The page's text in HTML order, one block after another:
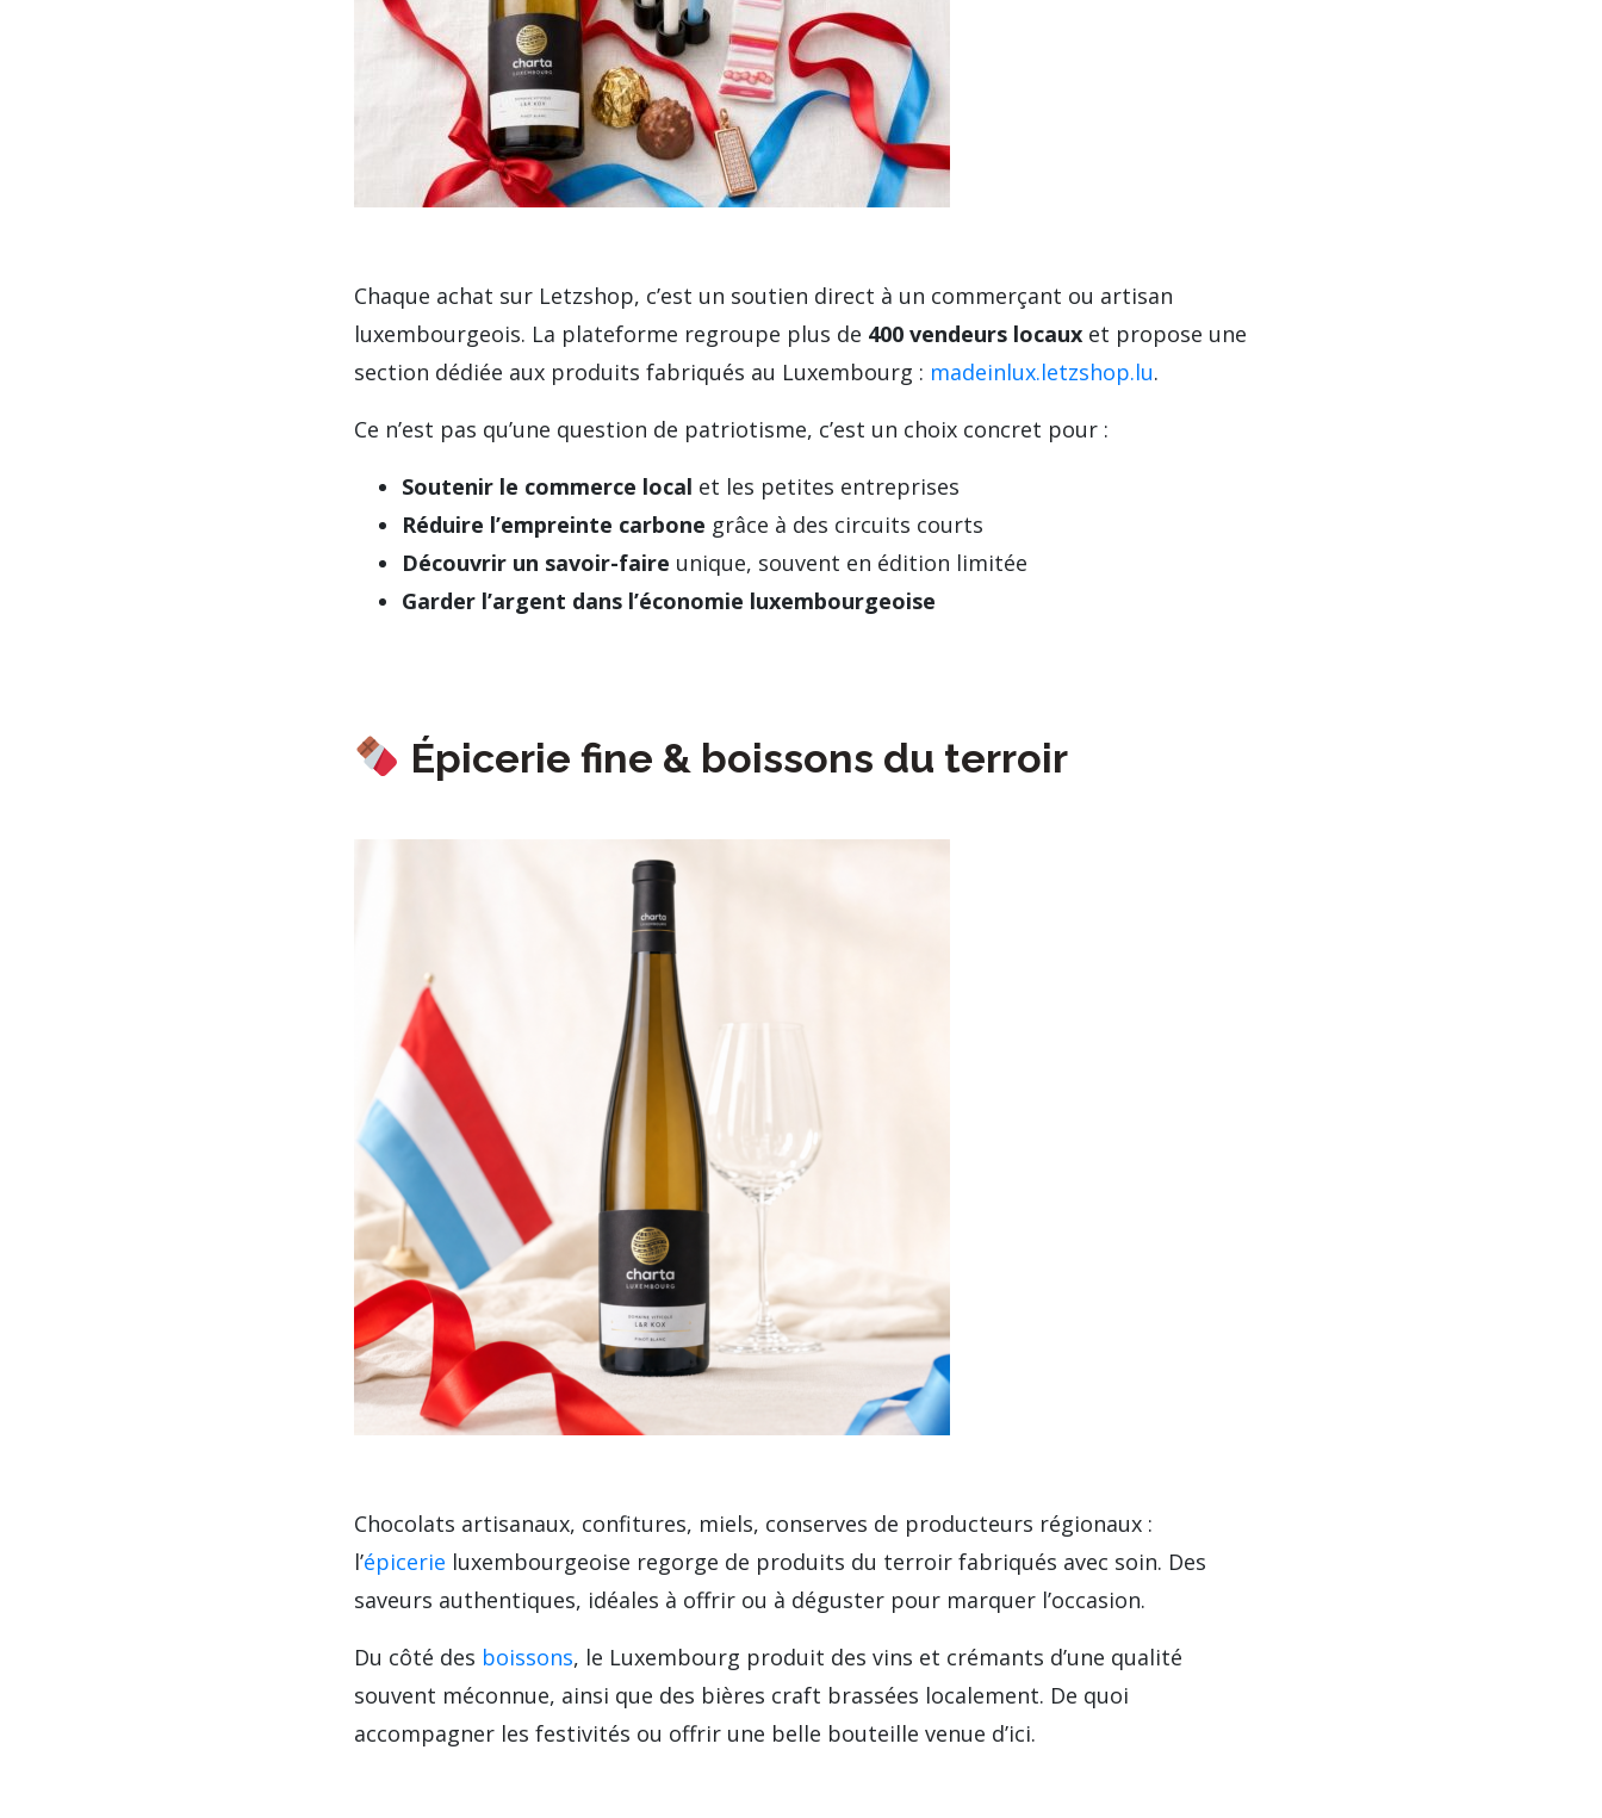
Chaque achat sur Letzshop, c’est un soutien direct à un commerçant ou artisan
luxembourgeois. La plateforme regroupe plus de 400 vendeurs locaux et propose une
section dédiée aux produits fabriqués au Luxembourg : madeinlux.letzshop.lu.
Ce n’est pas qu’une question de patriotisme, c’est un choix concret pour :
Soutenir le commerce local et les petites entreprises
Réduire l’empreinte carbone grâce à des circuits courts
Découvrir un savoir-faire unique, souvent en édition limitée
Garder l’argent dans l’économie luxembourgeoise
Épicerie fine & boissons du terroir
Chocolats artisanaux, confitures, miels, conserves de producteurs régionaux :
l’épicerie luxembourgeoise regorge de produits du terroir fabriqués avec soin. Des
saveurs authentiques, idéales à offrir ou à déguster pour marquer l’occasion.
Du côté des boissons, le Luxembourg produit des vins et crémants d’une qualité
souvent méconnue, ainsi que des bières craft brassées localement. De quoi
accompagner les festivités ou offrir une belle bouteille venue d’ici.